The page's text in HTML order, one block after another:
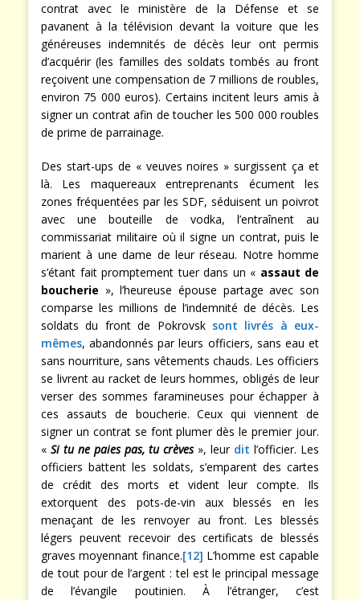
contrat avec le ministère de la Défense et se
pavanent à la télévision devant la voiture que les
généreuses indemnités de décès leur ont permis
d’acquérir (les familles des soldats tombés au front
reçoivent une compensation de 7 millions de roubles,
environ 75 000 euros). Certains incitent leurs amis à
signer un contrat afin de toucher les 500 000 roubles
de prime de parrainage.
Des start-ups de « veuves noires » surgissent ça et
là. Les maquereaux entreprenants écument les
zones fréquentées par les SDF, séduisent un poivrot
avec une bouteille de vodka, l’entraînent au
commissariat militaire où il signe un contrat, puis le
marient à une dame de leur réseau. Notre homme
s’étant fait promptement tuer dans un « assaut de
boucherie », l’heureuse épouse partage avec son
comparse les millions de l’indemnité de décès. Les
soldats du front de Pokrovsk sont livrés à eux-
mêmes, abandonnés par leurs officiers, sans eau et
sans nourriture, sans vêtements chauds. Les officiers
se livrent au racket de leurs hommes, obligés de leur
verser des sommes faramineuses pour échapper à
ces assauts de boucherie. Ceux qui viennent de
signer un contrat se font plumer dès le premier jour.
« Si tu ne paies pas, tu crèves», leur dit l’officier. Les
officiers battent les soldats, s’emparent des cartes
de crédit des morts et vident leur compte. Ils
extorquent des pots-de-vin aux blessés en les
menaçant de les renvoyer au front. Les blessés
légers peuvent recevoir des certificats de blessés
graves moyennant finance.[12] L’homme est capable
de tout pour de l’argent : tel est le principal message
de l’évangile poutinien. À l’étranger, c’est